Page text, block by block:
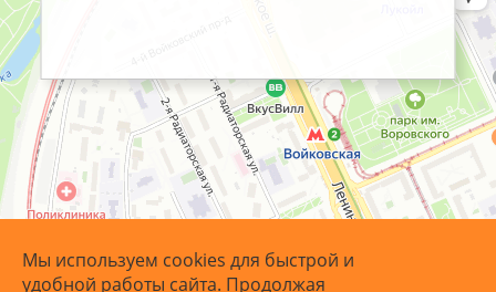
Мы используем cookies для быстрой и
удобной работы сайта. Продолжая